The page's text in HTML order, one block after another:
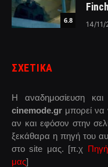
6.8 14/11/
ΣΧΕΤΙΚΑ
Η αναδημοσίευση
cinemode.gr μπορεί να
αν και εφόσον στην
ξεκάθαρα η πηγή του
στο site μας. [π.χ
μας]